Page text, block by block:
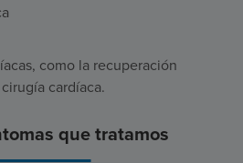
como la recuperación
cardíaca.
que tratamos